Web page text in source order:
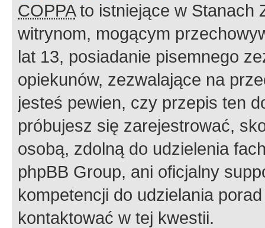
COPPAto istniejące w Stanach
witrynom, mogącym
lat 13, posiadanie pisemnego
opiekunów, zezwalające na
jesteś pewien, czy przepis ten
próbujesz się zarejestrować,
osobą, zdolną do udzielenia
phpBB Group, ani oficjalny
kompetencji do udzielania
kontaktować w tej kwestii.